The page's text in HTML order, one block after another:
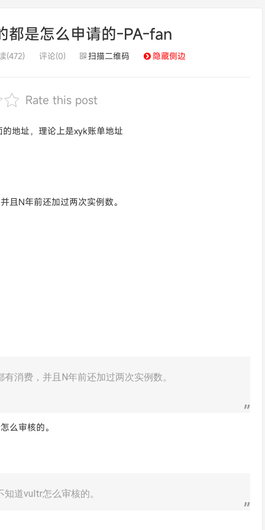
都是怎么申请的-PA-fan
(472) 评论(0) 扫描二维码 隐藏侧边
Rate this post
地址，理论上是xyk账单地址
且N年前还加过两次实例数。
消费，并且N年前还加过两次实例数。
么审核的。
道vultr怎么审核的。